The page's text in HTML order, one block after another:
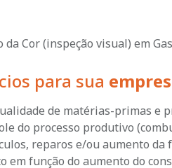
da Cor (inspeção visual) em
para sua
de matérias-primas e
do processo produtivo
reparos e/ou aumento
em função do aumento do